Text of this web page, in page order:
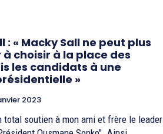
: « Macky Sall ne peut plus
choisir à la place des
les candidats à une
»
2023
total soutien à mon ami et frère le leader